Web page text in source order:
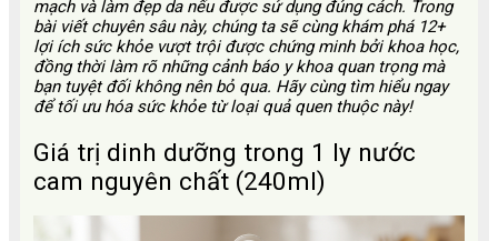
mạch và làm đẹp da nếu được sử dụng đúng cách. Trong
bài viết chuyên sâu này, chúng ta sẽ cùng khám phá 12+
lợi ích sức khỏe vượt trội được chứng minh bởi khoa học,
đồng thời làm rõ những cảnh báo y khoa quan trọng mà
bạn tuyệt đối không nên bỏ qua. Hãy cùng tìm hiểu ngay
để tối ưu hóa sức khỏe từ loại quả quen thuộc này!
Giá trị dinh dưỡng trong 1 ly nước
cam nguyên chất (240ml)